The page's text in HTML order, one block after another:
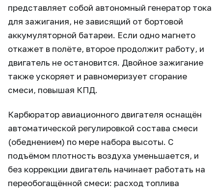
представляет собой автономный генератор тока
для зажигания, не зависящий от бортовой
аккумуляторной батареи. Если одно магнето
откажет в полёте, второе продолжит работу, и
двигатель не остановится. Двойное зажигание
также ускоряет и равномеризует сгорание
смеси, повышая КПД.
Карбюратор авиационного двигателя оснащён
автоматической регулировкой состава смеси
(обеднением) по мере набора высоты. С
подъёмом плотность воздуха уменьшается, и
без коррекции двигатель начинает работать на
переобогащённой смеси: расход топлива